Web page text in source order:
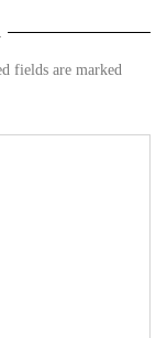
fields are marked